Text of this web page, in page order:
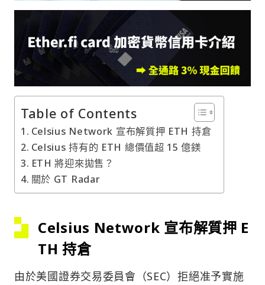
Table of Contents
Celsius Network 宣布解質押 ETH 持倉
Celsius 持有的 ETH 總價值超 15 億鎂
ETH 將迎來拋售？
關於 GT Radar
Celsius Network 宣布解質押 E
TH 持倉
由於美國證券交易委員會（SEC）拒絕准予實施